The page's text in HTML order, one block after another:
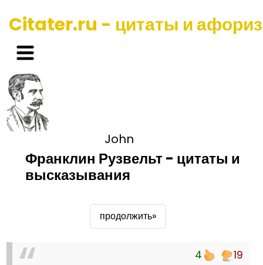
Citater.ru - цитаты и
John
Франклин Рузвельт - цитаты и
высказывания
продолжить»
4 19